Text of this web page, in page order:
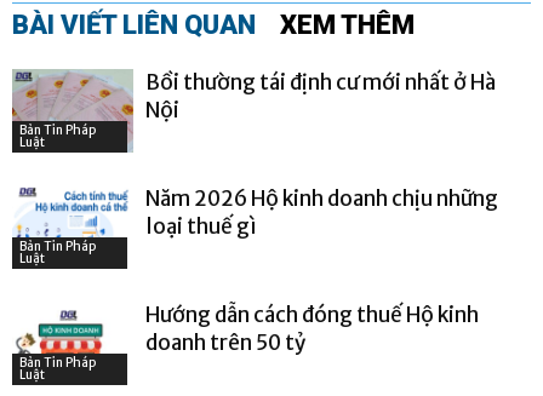
BÀI VIẾT LIÊN QUAN XEM THÊM
Bản Tin Pháp
Luật
Bồi thường tái định cư mới nhất ở Hà
Nội
Bản Tin Pháp
Luật
Năm 2026 Hộ kinh doanh chịu những
loại thuế gì
Bản Tin Pháp
Luật
Hướng dẫn cách đóng thuế Hộ kinh
doanh trên 50 tỷ